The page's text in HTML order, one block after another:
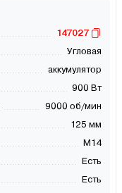
147027
Угловая
аккумулятор
900 Вт
9000 об/мин
125 мм
М14
Есть
Есть